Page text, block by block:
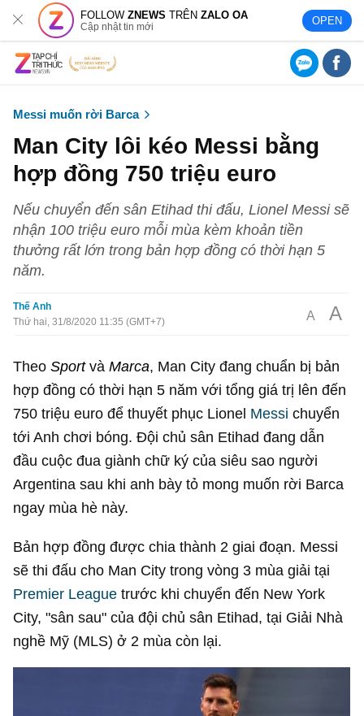
FOLLOWZNEWS TRÊNZALO OA
Cập nhật tin mới OPEN
Messi muốn rời Barca
Man City lôi kéo Messi bằng
hợp đồng 750 triệu euro
Nếu chuyển đến sân Etihad thi đấu, Lionel Messi sẽ
nhận 100 triệu euro mỗi mùa kèm khoản tiền
thưởng rất lớn trong bản hợp đồng có thời hạn 5
năm.
Thế Anh
Thứ hai, 31/8/2020 11:35 (GMT+7)
A A
TheoSportvàMarca, Man City đang chuẩn bị bản
hợp đồng có thời hạn 5 năm với tổng giá trị lên đến
750 triệu euro để thuyết phục Lionel Messi chuyển
tới Anh chơi bóng. Đội chủ sân Etihad đang dẫn
đầu cuộc đua giành chữ ký của siêu sao người
Argentina sau khi anh bày tỏ mong muốn rời Barca
ngay mùa hè này.
Bản hợp đồng được chia thành 2 giai đoạn. Messi
sẽ thi đấu cho Man City trong vòng 3 mùa giải tại
Premier League trước khi chuyển đến New York
City, "sân sau" của đội chủ sân Etihad, tại Giải Nhà
nghề Mỹ (MLS) ở 2 mùa còn lại.